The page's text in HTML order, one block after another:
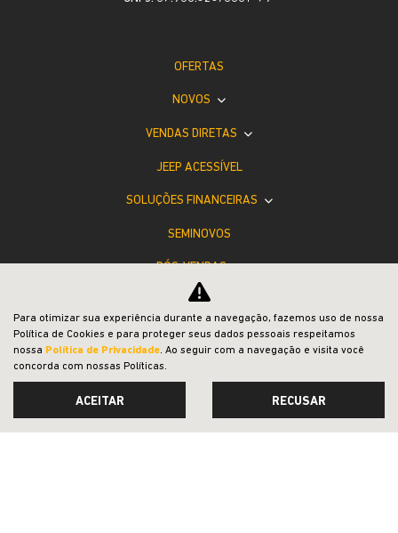
OFERTAS
NOVOS
VENDAS DIRETAS
JEEP ACESSÍVEL
SOLUÇÕES FINANCEIRAS
SEMINOVOS
PÓS-VENDAS
INSTITUCIONAL
COMPARATIVO
Para otimizar sua experiência durante a navegação, fazemos uso de nossa
Política de Cookies e para proteger seus dados pessoais respeitamos
nossa Política de Privacidade. Ao seguir com a navegação e visita você
concorda com nossas Políticas.
ACEITAR RECUSAR